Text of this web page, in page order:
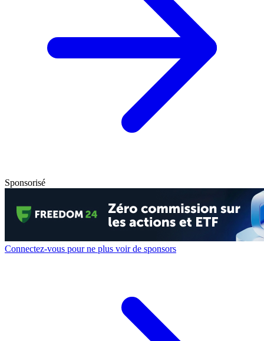
Sponsorisé
Connectez-vous pour ne plus voir de sponsors